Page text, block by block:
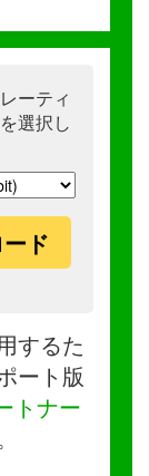
ーティ
選択し
ド
するた
ート版
トナー